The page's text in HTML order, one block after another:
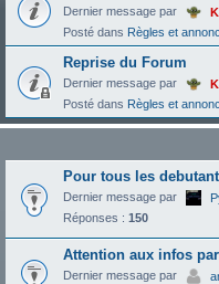
Dernier message par
Posté dans Règles et
Reprise du Forum
Dernier message par
Posté dans Règles et
Pour tous les
Dernier message par
Réponses : 150
Attention aux infos
Dernier message par